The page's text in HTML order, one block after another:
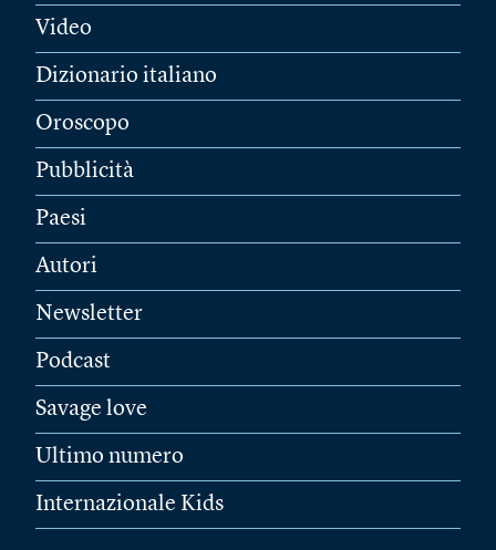
Video
Dizionario italiano
Oroscopo
Pubblicità
Paesi
Autori
Newsletter
Podcast
Savage love
Ultimo numero
Internazionale Kids